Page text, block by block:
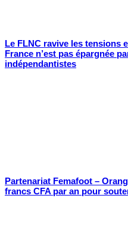
Le FLNC ravive les tensions
France n’est pas épargnée
indépendantistes
Partenariat Femafoot –
francs CFA par an pour